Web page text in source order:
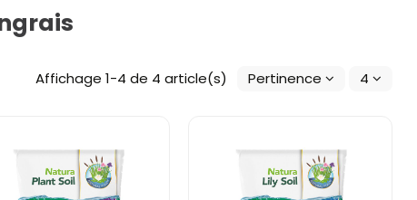
Affichage 1-4 de 4 article(s) Pertinence 4